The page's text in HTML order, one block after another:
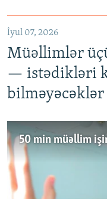
İyul 07, 2026
Müəllimlər
— istədikləri
bilməyəcəklər